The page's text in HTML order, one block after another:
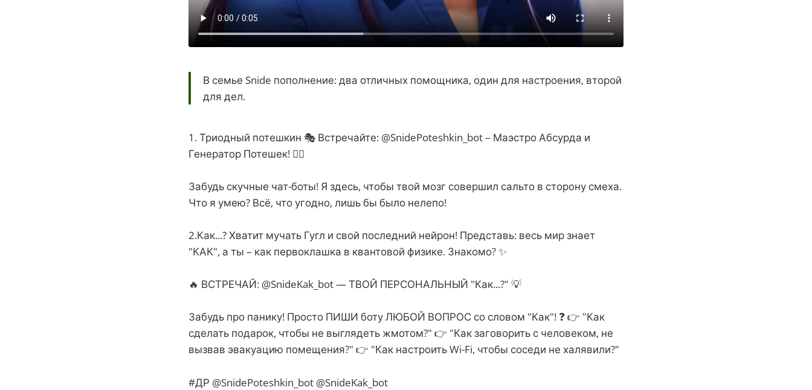
В семье Snide пополнение: два отличных помощника, один для настроения, второй
для дел.
1. Триодный потешкин 🎭 Встречайте: @SnidePoteshkin_bot – Маэстро Абсурда и
Генератор Потешек! 🤹‍♂️
Забудь скучные чат-боты! Я здесь, чтобы твой мозг совершил сальто в сторону смеха.
Что я умею? Всё, что угодно, лишь бы было нелепо!
2.Как...? Хватит мучать Гугл и свой последний нейрон! Представь: весь мир знает
"КАК", а ты – как первоклашка в квантовой физике. Знакомо? ✨
🔥 ВСТРЕЧАЙ: @SnideKak_bot — ТВОЙ ПЕРСОНАЛЬНЫЙ "Как...?" 💡
Забудь про панику! Просто ПИШИ боту ЛЮБОЙ ВОПРОС со словом "Как"! ❓ 👉 "Как
сделать подарок, чтобы не выглядеть жмотом?" 👉 "Как заговорить с человеком, не
вызвав эвакуацию помещения?" 👉 "Как настроить Wi-Fi, чтобы соседи не халявили?"
#ДР @SnidePoteshkin_bot @SnideKak_bot